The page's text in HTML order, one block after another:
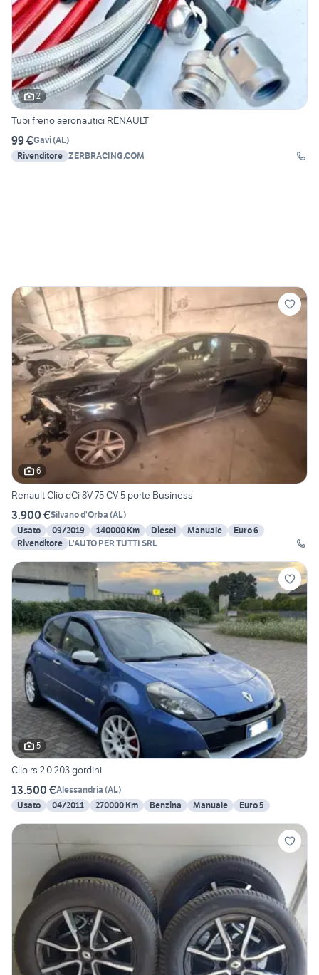
2
Tubi freno aeronautici RENAULT
99 €Gavi(AL)
Rivenditore ZERBRACING.COM
6
Renault Clio dCi 8V 75 CV 5 porte Business
3.900 €Silvano d'Orba (AL)
Usato
09/2019 140000 Km Diesel Manuale
Euro 6
Rivenditore L'AUTO PER TUTTI SRL
5
Clio rs 2.0 203 gordini
13.500 €Alessandria (AL)
Usato
04/2011 270000 Km Benzina Manuale Euro 5